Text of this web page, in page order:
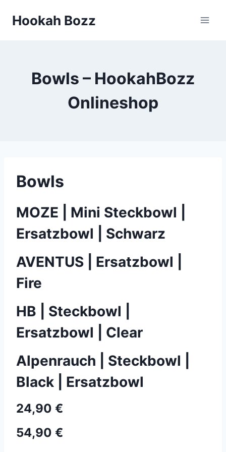
InhaltHookah Bozz
Bowls – HookahBozz
Onlineshop
Bowls
MOZE | Mini Steckbowl |
Ersatzbowl | Schwarz
AVENTUS | Ersatzbowl |
Fire
HB | Steckbowl |
Ersatzbowl | Clear
Alpenrauch | Steckbowl |
Black | Ersatzbowl
24,90 €
54,90 €